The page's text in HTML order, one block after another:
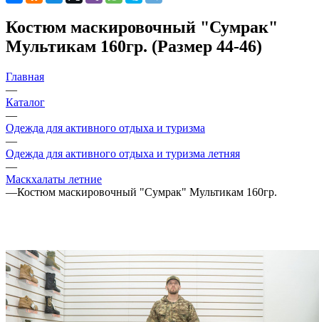
Костюм маскировочный "Сумрак"
Мультикам 160гр. (Размер 44-46)
Главная
—
Каталог
—
Одежда для активного отдыха и туризма
—
Одежда для активного отдыха и туризма летняя
—
Маскхалаты летние
—Костюм маскировочный "Сумрак" Мультикам 160гр.